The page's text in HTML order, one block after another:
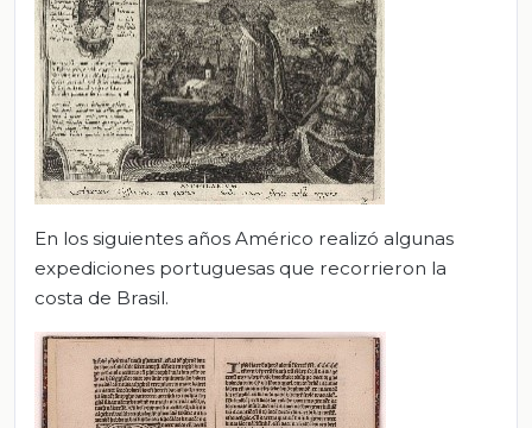
En los siguientes años Américo realizó algunas
expediciones portuguesas que recorrieron la
costa de Brasil.